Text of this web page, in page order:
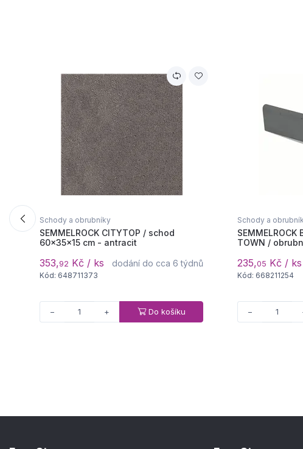
Schody a obrubníky
SEMMELROCK CITYTOP / schod
60x35x15 cm - antracit
353,92 Kč / ks dodání do cca 6 týdnů
Kód: 648711373
− + Do košíku
Schody a
SEMMELROCK
TOWN /
235,05 Kč / ks
Kód: 668211254
−